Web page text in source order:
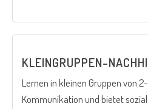
KLEINGRUPPEN-
Lernen in kleinen Gruppen von
Kommunikation und bietet